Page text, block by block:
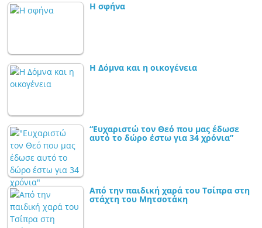
Η σφήνα
Η Δόμνα και η οικογένεια
“Ευχαριστώ τον Θεό που μας έδωσε
αυτό το δώρο έστω για 34 χρόνια”
Από την παιδική χαρά του Τσίπρα στη
στάχτη του Μητσοτάκη